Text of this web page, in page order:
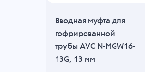
Вводная муфта для
гофрированной
трубы AVC N-MGW16-
13G, 13 мм